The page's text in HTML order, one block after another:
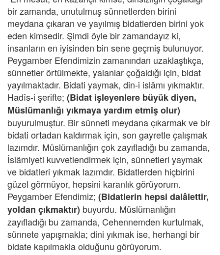
bir zamanda, unutulmuş sünnetlerden birini
meydana çıkaran ve yayılmış bidatlerden birini yok
eden kimsedir. Şimdi öyle bir zamandayız ki,
insanların en iyisinden bin sene geçmiş bulunuyor.
Peygamber Efendimizin zamanından uzaklaştıkça,
sünnetler örtülmekte, yalanlar çoğaldığı için, bidat
yayılmaktadır. Bidati yaymak, din-i islâmı yıkmaktır.
Hadîs-i şerifte; (Bidat işleyenlere büyük diyen,
Müslümanlığı yıkmaya yardım etmiş olur)
buyurulmuştur. Bir sünneti meydana çıkarmak ve bir
bidati ortadan kaldırmak için, son gayretle çalışmak
lazımdır. Müslümanlığın çok zayıfladığı bu zamanda,
İslâmiyeti kuvvetlendirmek için, sünnetleri yaymak
ve bidatleri yıkmak lazımdır. Bidatlerden hiçbirini
güzel görmüyor, hepsini karanlık görüyorum.
Peygamber Efendimiz; (Bidatlerin hepsi dalâlettir,
yoldan çıkmaktır) buyurdu. Müslümanlığın
zayıfladığı bu zamanda, Cehennemden kurtulmak,
sünnete yapışmakla; dini yıkmak ise, herhangi bir
bidate kapılmakla olduğunu görüyorum.